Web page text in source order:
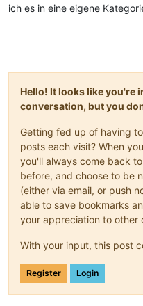
ich es in eine eigene
Hello! It looks like you're
conversation, but you
Getting fed up of having
posts each visit? When
you'll always come back
before, and choose to be
(either via email, or push
able to save bookmarks
your appreciation to other
With your input, this post
Register Login